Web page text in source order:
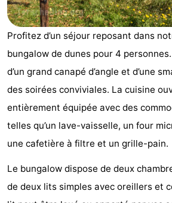
Elements
-
Kaap
West
-
Résidence
Terschelling
-
Strandappartementen
West
Tjermelân
Campings
d'hôtes
Chaumières
Profitez d’un séjour reposant dans
bungalow de dunes pour 4
d’un grand canapé d’angle et d’une
des soirées conviviales. La cuisine
entièrement équipée avec des
telles qu’un lave-vaisselle, un four
une cafetière à filtre et un grille-pain.
Le bungalow dispose de deux
de deux lits simples avec oreillers et